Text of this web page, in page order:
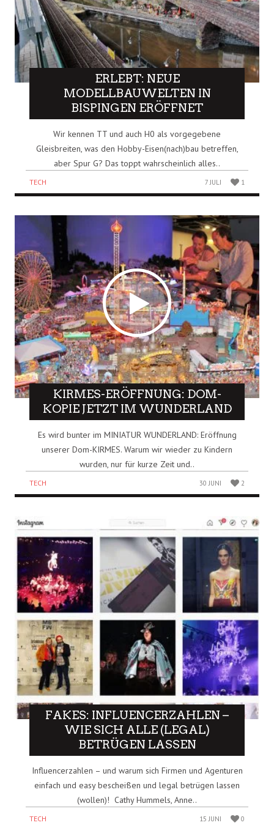
ERLEBT: NEUE
MODELLBAUWELTEN IN
BISPINGEN ERÖFFNET
Wir kennen TT und auch H0 als vorgegebene
Gleisbreiten, was den Hobby-Eisen(nach)bau betreffen,
aber Spur G? Das toppt wahrscheinlich alles..
TECH 7 JULI 1
KIRMES-ERÖFFNUNG: DOM-
KOPIE JETZT IM WUNDERLAND
Es wird bunter im MINIATUR WUNDERLAND: Eröffnung
unserer Dom-KIRMES. Warum wir wieder zu Kindern
wurden, nur für kurze Zeit und..
TECH 30 JUNI 2
FAKES: INFLUENCERZAHLEN –
WIE SICH ALLE (LEGAL)
BETRÜGEN LASSEN
Influencerzahlen – und warum sich Firmen und Agenturen
einfach und easy bescheißen und legal betrügen lassen
(wollen)! Cathy Hummels, Anne..
TECH 15 JUNI 0